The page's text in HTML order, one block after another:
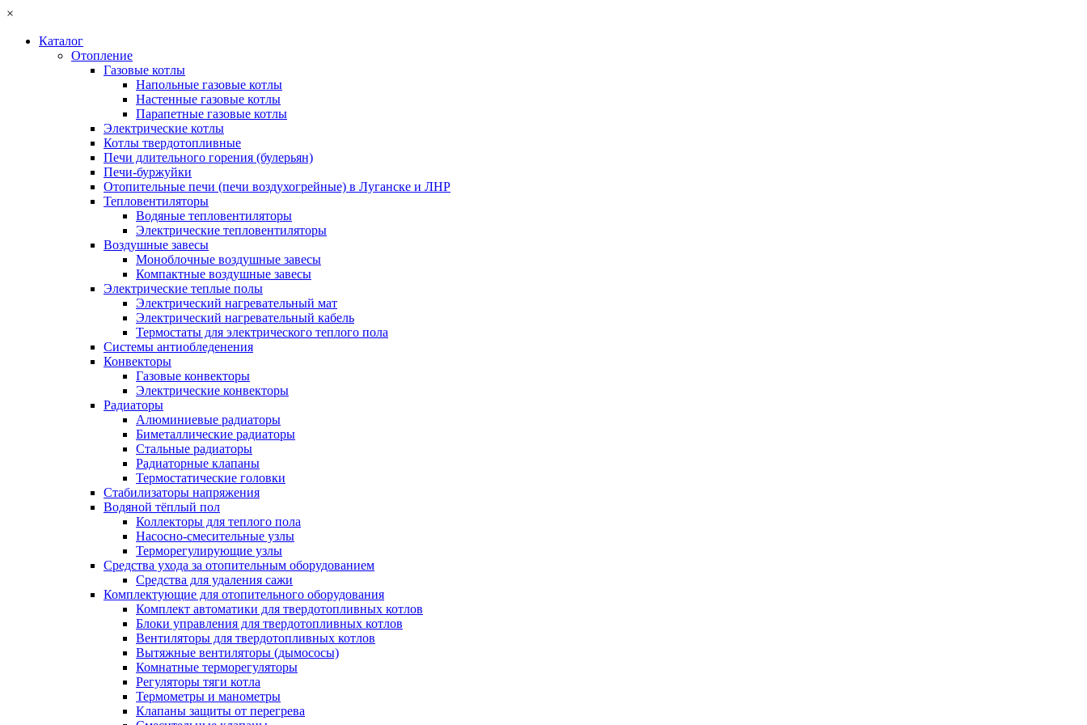
×
Каталог
Отопление
Газовые котлы
Напольные газовые котлы
Настенные газовые котлы
Парапетные газовые котлы
Электрические котлы
Котлы твердотопливные
Печи длительного горения (булерьян)
Печи-буржуйки
Отопительные печи (печи воздухогрейные) в Луганске и ЛНР
Тепловентиляторы
Водяные тепловентиляторы
Электрические тепловентиляторы
Воздушные завесы
Моноблочные воздушные завесы
Компактные воздушные завесы
Электрические теплые полы
Электрический нагревательный мат
Электрический нагревательный кабель
Термостаты для электрического теплого пола
Системы антиобледенения
Конвекторы
Газовые конвекторы
Электрические конвекторы
Радиаторы
Алюминиевые радиаторы
Биметаллические радиаторы
Стальные радиаторы
Радиаторные клапаны
Термостатические головки
Стабилизаторы напряжения
Водяной тёплый пол
Коллекторы для теплого пола
Насосно-смесительные узлы
Терморегулирующие узлы
Средства ухода за отопительным оборудованием
Средства для удаления сажи
Комплектующие для отопительного оборудования
Комплект автоматики для твердотопливных котлов
Блоки управления для твердотопливных котлов
Вентиляторы для твердотопливных котлов
Вытяжные вентиляторы (дымососы)
Комнатные терморегуляторы
Регуляторы тяги котла
Термометры и манометры
Клапаны защиты от перегрева